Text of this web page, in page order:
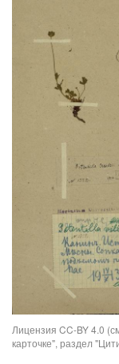
Лицензия CC-BY 4.0
карточке", раздел